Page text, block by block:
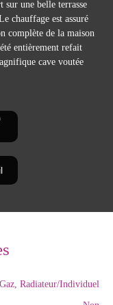
une belle terrasse
chauffage est assuré
complète de la maison
entièrement refait
cave voutée
Gaz, Radiateur/Individuel